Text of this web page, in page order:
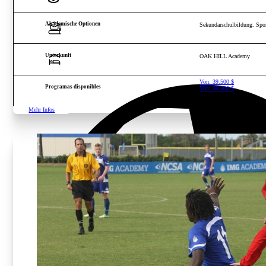
Akademische Optionen Sekundarschulbildung.
Unterkunft OAK HILL Academy
Programas disponibles
Von:39.500$
Von:59.500$
Mehr Infos